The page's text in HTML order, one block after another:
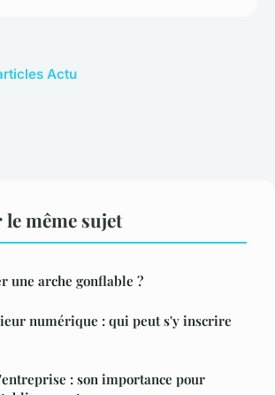
Actu
même sujet
une arche gonflable ?
numérique : qui peut s'y inscrire
: son importance pour